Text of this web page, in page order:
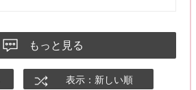
もっと見る
表示：新しい順